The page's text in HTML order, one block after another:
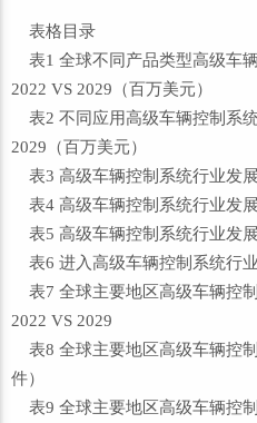
表格目录
表1 全球不同产品类型高级车
2022 VS 2029（百万美元）
表2 不同应用高级车辆控制系
2029（百万美元）
表3 高级车辆控制系统行业发
表4 高级车辆控制系统行业发
表5 高级车辆控制系统行业发
表6 进入高级车辆控制系统行
表7 全球主要地区高级车辆控
2022 VS 2029
表8 全球主要地区高级车辆控
件）
表9 全球主要地区高级车辆控